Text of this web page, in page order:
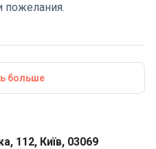
пожелания.
больше
112, Київ, 03069